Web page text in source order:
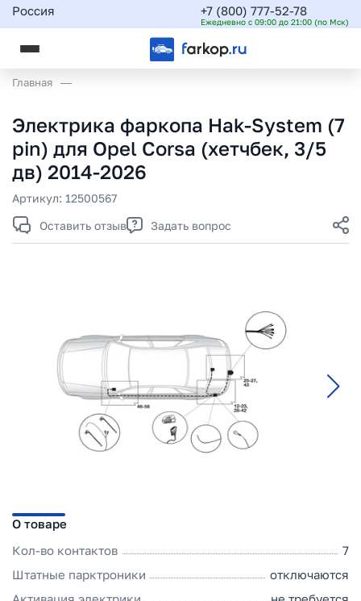
Россия +7 (800) 777-52-78
Ежедневно с 09:00 до 21:00 (по Мск)
Главная
Электрика фаркопа Hak-System (7
pin) для Opel Corsa (хетчбек, 3/5
дв) 2014-2026
Артикул: 12500567
Оставить отзыв
Задать вопрос
О товаре
Кол-во контактов
7
Штатные парктроники
отключаются